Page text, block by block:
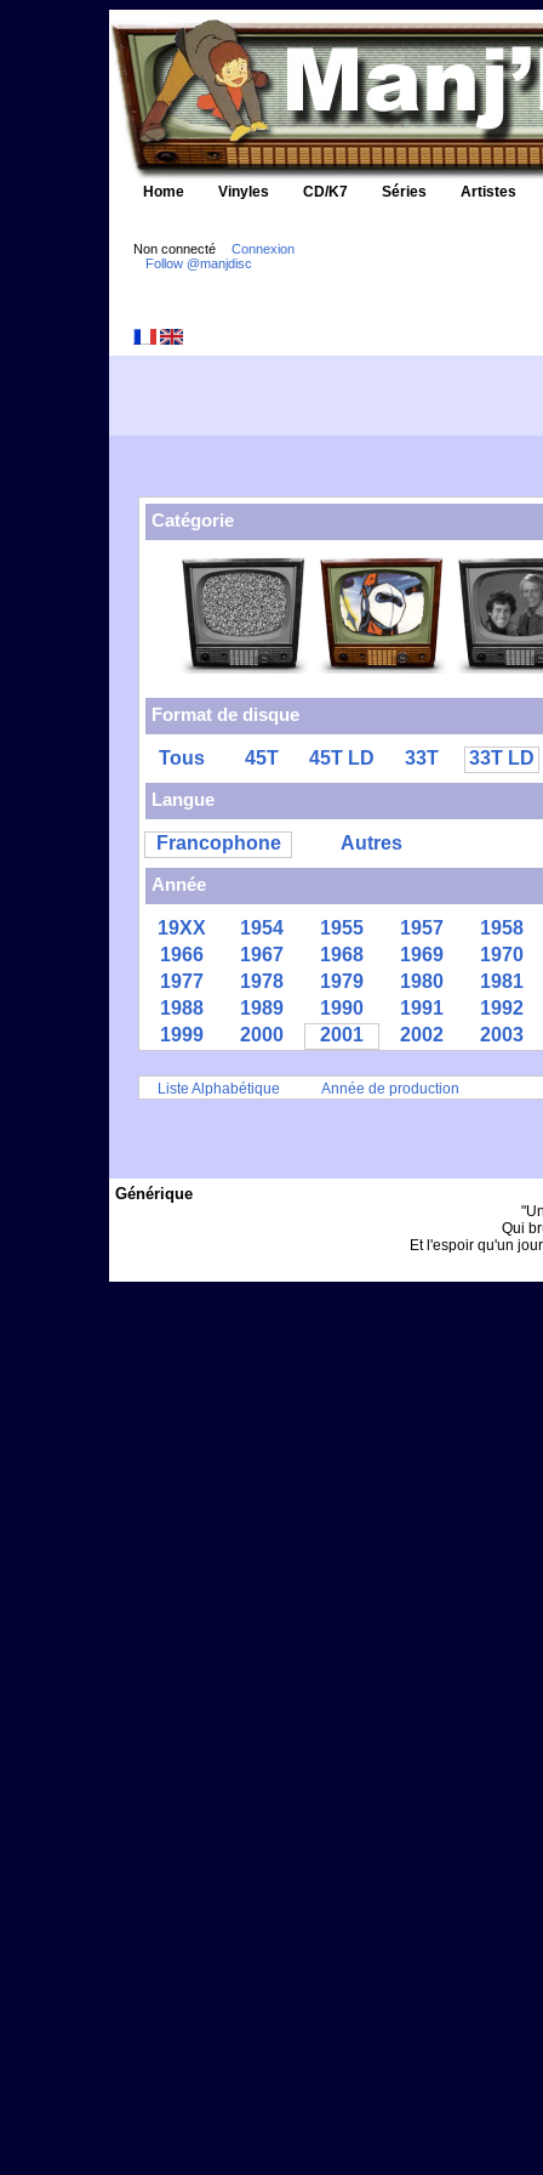
Home Vinyles CD/K7 Séries Artistes
Non connecté
Connexion
Follow @manjdisc
Catégorie
Format de disque
Tous 45T 45T LD 33T
33T LD
Langue
Francophone
Autres
Année
19XX 1954 1955 1957
1958
1966
1967 1968 1969
1970
1977
1978 1979 1980
1981
1988
1989 1990 1991
1992
1999
2000 2001 2002 2003
Liste Alphabétique Année de production
Générique
Qui
Et l'espoir qu'un